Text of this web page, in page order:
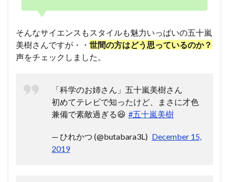
そんなサイエンスもスタイルも魅力いっぱいの五十嵐
美樹さんですが・・ 世間の方はどう思っているのか？
声をチェックしました。
「科学のお姉さん」五十嵐美樹さん
初めてテレビで知ったけど、まさに才色
兼備で素敵過ぎる😆 #五十嵐美樹
— ひれかつ (@butabara3L) December 15,
2019